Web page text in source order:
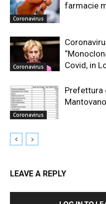
Coronavirus
farmacie
Coronavirus
Covid, in
Coronavirus
Prefettura
Mantovano
LEAVE A REPLY